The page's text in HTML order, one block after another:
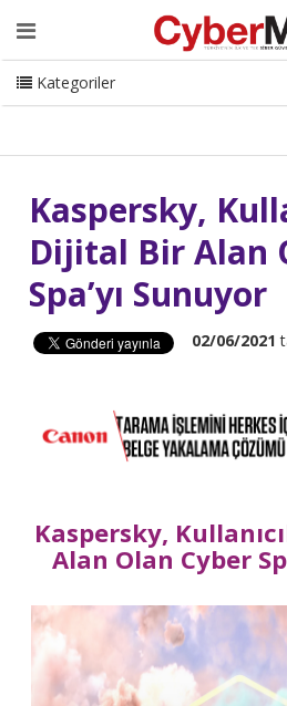
Ana Sayfa Hakkımızda Dergi
Danışmanlık
ISC Turkey
CyberMag Logo
Kategoriler
Kaspersky,
Dijital Bir Alan
Spa’yı Sunuyor
02/06/2021
Kaspersky,
Alan Olan Cyber